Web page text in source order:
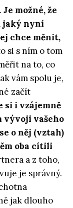
Je možné, že
jaký nyní
chce měnit,
si s ním o tom
na to, co
vám spolu je,
začít
si i vzájemně
vývoji vašeho
o něj (vztah)
oba cítili
a z toho,
je správný.
jak dlouho